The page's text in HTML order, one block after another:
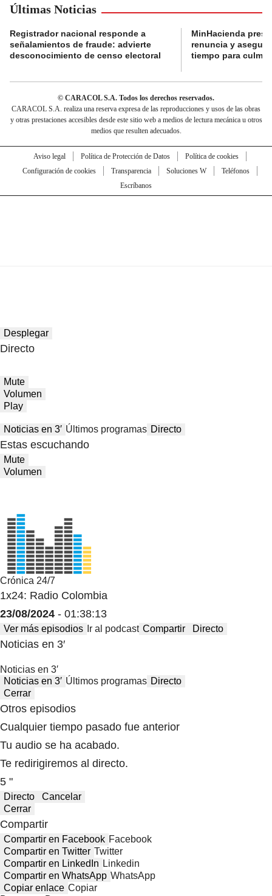
Últimas Noticias
Registrador nacional responde a
señalamientos de fraude: advierte
desconocimiento de censo electoral
MinHacienda
renuncia y
tiempo para
© CARACOL S.A. Todos los derechos reservados.
CARACOL S.A. realiza una reserva expresa de las reproducciones y usos de las obras
y otras prestaciones accesibles desde este sitio web a medios de lectura mecánica u otros
medios que resulten adecuados.
Aviso legal Política de Protección de Datos
Política de cookies
Configuración de cookies
Transparencia Soluciones W
Teléfonos
Escríbanos
Desplegar
Directo
Mute
Volumen
Play
Noticias en 3′ Últimos programas Directo
Estas escuchando
Mute
Volumen
Crónica 24/7
1x24: Radio Colombia
23/08/2024 - 01:38:13
Ver más episodios Ir al podcast Compartir Directo
Noticias en 3′
Noticias en 3′
Noticias en 3′ Últimos programas Directo
Cerrar
Otros episodios
Cualquier tiempo pasado fue anterior
Tu audio se ha acabado.
Te redirigiremos al directo.
5 "
Directo
Cancelar
Cerrar
Compartir
Compartir en Facebook Facebook
Compartir en Twitter Twitter
Compartir en LinkedIn Linkedin
Compartir en WhatsApp WhatsApp
Copiar enlace Copiar